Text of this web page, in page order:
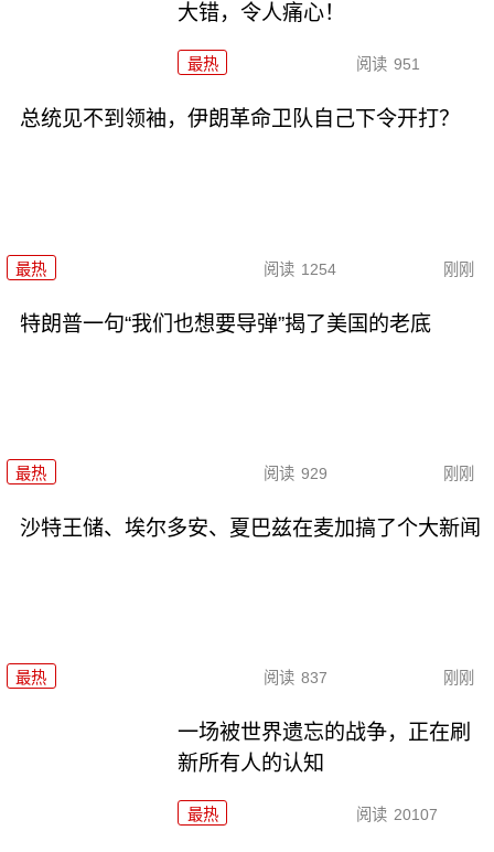
大错，令人痛心！
最热 阅读 951
总统见不到领袖，伊朗革命卫队自己下令开打？
最热 阅读 1254 刚刚
特朗普一句“我们也想要导弹”揭了美国的老底
最热 阅读 929 刚刚
沙特王储、埃尔多安、夏巴兹在麦加搞了个大新闻
最热 阅读 837 刚刚
一场被世界遗忘的战争，正在刷
新所有人的认知
最热 阅读 20107